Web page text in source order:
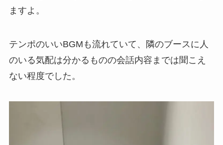
ますよ。
テンポのいいBGMも流れていて、隣のブースに人
のいる気配は分かるものの会話内容までは聞こえ
ない程度でした。